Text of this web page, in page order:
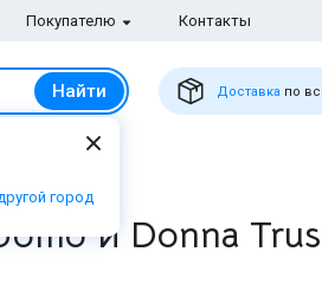
Покупателю Контакты
Найти Доставка по
город
и Donna